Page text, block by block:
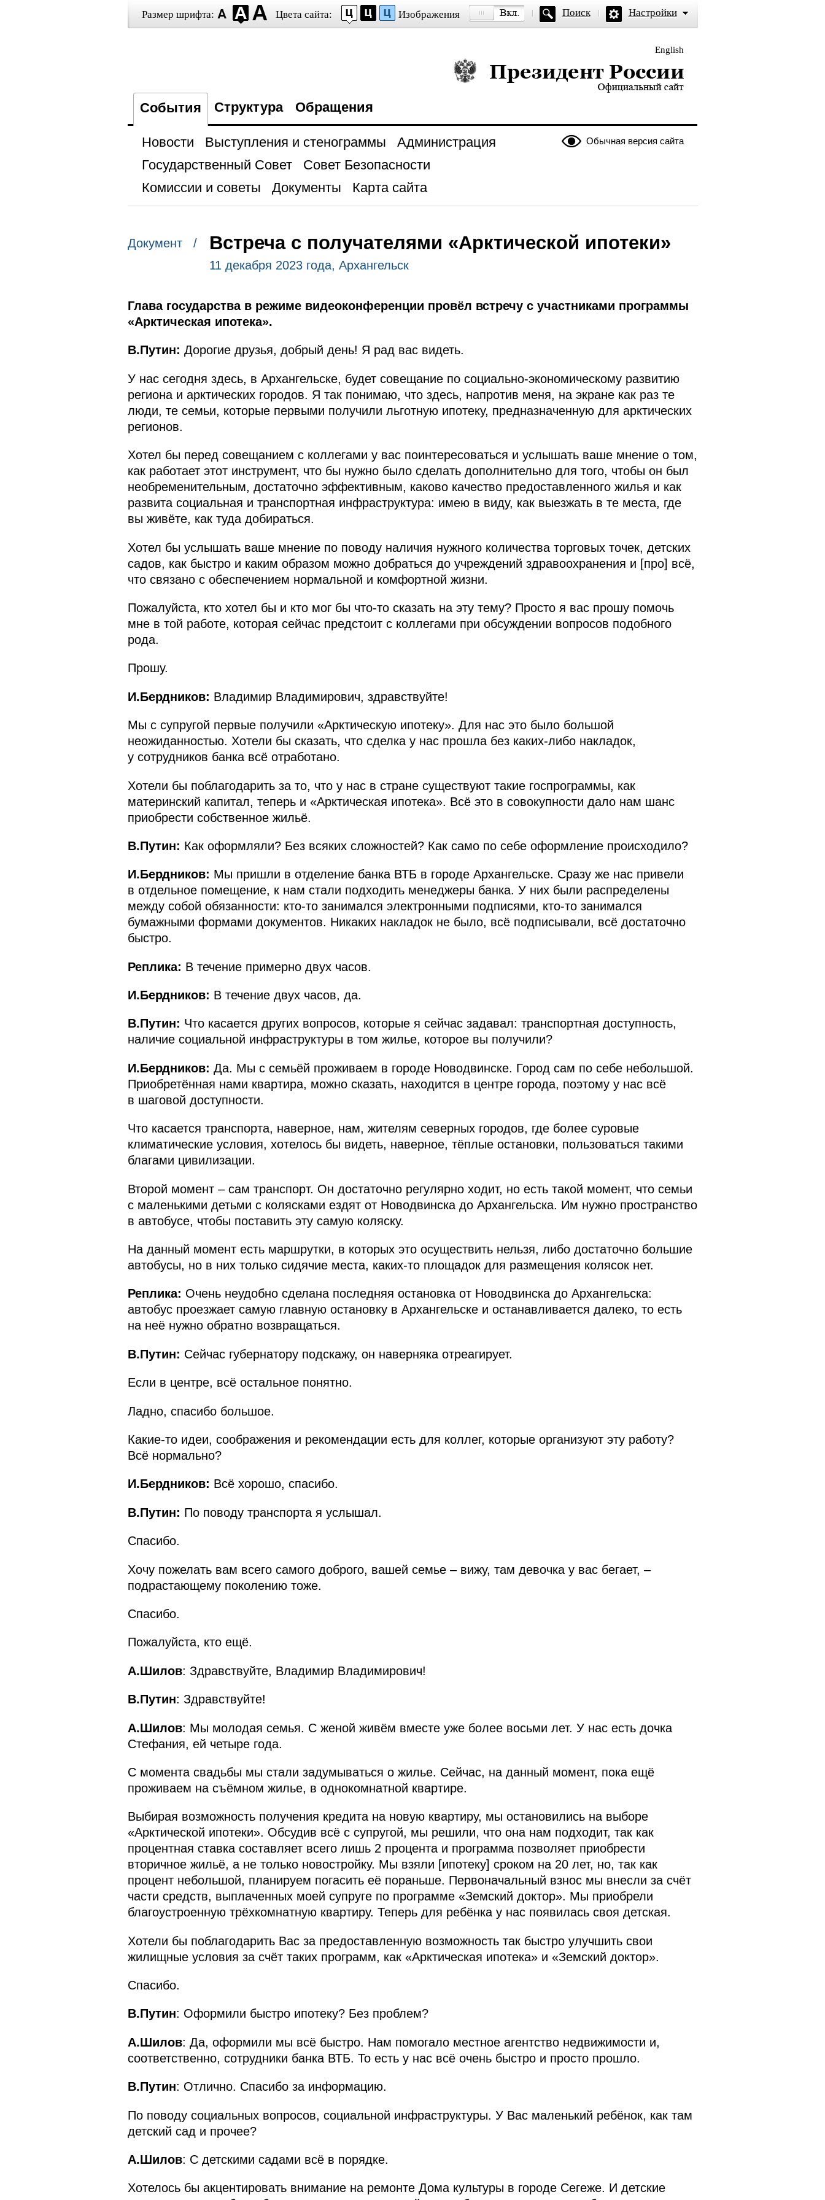
Размер шрифта: Цвета сайта: Изображения Поиск Настройки
English
Президент России — официальный сайт
События Структура Обращения
Обычная версия сайта
Новости Выступления и стенограммы
Администрация
Государственный Совет
Совет Безопасности
Комиссии и советы
Документы Карта сайта
Документ / Встреча с получателями «Арктической ипотеки»
11 декабря 2023 года, Архангельск
Глава государства в режиме видеоконференции провёл встречу с участниками программы
«Арктическая ипотека».
В.Путин: Дорогие друзья, добрый день! Я рад вас видеть.
У нас сегодня здесь, в Архангельске, будет совещание по социально-экономическому развитию
региона и арктических городов. Я так понимаю, что здесь, напротив меня, на экране как раз те
люди, те семьи, которые первыми получили льготную ипотеку, предназначенную для арктических
регионов.
Хотел бы перед совещанием с коллегами у вас поинтересоваться и услышать ваше мнение о том,
как работает этот инструмент, что бы нужно было сделать дополнительно для того, чтобы он был
необременительным, достаточно эффективным, каково качество предоставленного жилья и как
развита социальная и транспортная инфраструктура: имею в виду, как выезжать в те места, где
вы живёте, как туда добираться.
Хотел бы услышать ваше мнение по поводу наличия нужного количества торговых точек, детских
садов, как быстро и каким образом можно добраться до учреждений здравоохранения и [про] всё,
что связано с обеспечением нормальной и комфортной жизни.
Пожалуйста, кто хотел бы и кто мог бы что-то сказать на эту тему? Просто я вас прошу помочь
мне в той работе, которая сейчас предстоит с коллегами при обсуждении вопросов подобного
рода.
Прошу.
И.Бердников: Владимир Владимирович, здравствуйте!
Мы с супругой первые получили «Арктическую ипотеку». Для нас это было большой
неожиданностью. Хотели бы сказать, что сделка у нас прошла без каких-либо накладок,
у сотрудников банка всё отработано.
Хотели бы поблагодарить за то, что у нас в стране существуют такие госпрограммы, как
материнский капитал, теперь и «Арктическая ипотека». Всё это в совокупности дало нам шанс
приобрести собственное жильё.
В.Путин: Как оформляли? Без всяких сложностей? Как само по себе оформление происходило?
И.Бердников: Мы пришли в отделение банка ВТБ в городе Архангельске. Сразу же нас привели
в отдельное помещение, к нам стали подходить менеджеры банка. У них были распределены
между собой обязанности: кто-то занимался электронными подписями, кто-то занимался
бумажными формами документов. Никаких накладок не было, всё подписывали, всё достаточно
быстро.
Реплика: В течение примерно двух часов.
И.Бердников: В течение двух часов, да.
В.Путин: Что касается других вопросов, которые я сейчас задавал: транспортная доступность,
наличие социальной инфраструктуры в том жилье, которое вы получили?
И.Бердников: Да. Мы с семьёй проживаем в городе Новодвинске. Город сам по себе небольшой.
Приобретённая нами квартира, можно сказать, находится в центре города, поэтому у нас всё
в шаговой доступности.
Что касается транспорта, наверное, нам, жителям северных городов, где более суровые
климатические условия, хотелось бы видеть, наверное, тёплые остановки, пользоваться такими
благами цивилизации.
Второй момент – сам транспорт. Он достаточно регулярно ходит, но есть такой момент, что семьи
с маленькими детьми с колясками ездят от Новодвинска до Архангельска. Им нужно пространство
в автобусе, чтобы поставить эту самую коляску.
На данный момент есть маршрутки, в которых это осуществить нельзя, либо достаточно большие
автобусы, но в них только сидячие места, каких-то площадок для размещения колясок нет.
Реплика: Очень неудобно сделана последняя остановка от Новодвинска до Архангельска:
автобус проезжает самую главную остановку в Архангельске и останавливается далеко, то есть
на неё нужно обратно возвращаться.
В.Путин: Сейчас губернатору подскажу, он наверняка отреагирует.
Если в центре, всё остальное понятно.
Ладно, спасибо большое.
Какие-то идеи, соображения и рекомендации есть для коллег, которые организуют эту работу?
Всё нормально?
И.Бердников: Всё хорошо, спасибо.
В.Путин: По поводу транспорта я услышал.
Спасибо.
Хочу пожелать вам всего самого доброго, вашей семье – вижу, там девочка у вас бегает, –
подрастающему поколению тоже.
Спасибо.
Пожалуйста, кто ещё.
А.Шилов: Здравствуйте, Владимир Владимирович!
В.Путин: Здравствуйте!
А.Шилов: Мы молодая семья. С женой живём вместе уже более восьми лет. У нас есть дочка
Стефания, ей четыре года.
С момента свадьбы мы стали задумываться о жилье. Сейчас, на данный момент, пока ещё
проживаем на съёмном жилье, в однокомнатной квартире.
Выбирая возможность получения кредита на новую квартиру, мы остановились на выборе
«Арктической ипотеки». Обсудив всё с супругой, мы решили, что она нам подходит, так как
процентная ставка составляет всего лишь 2 процента и программа позволяет приобрести
вторичное жильё, а не только новостройку. Мы взяли [ипотеку] сроком на 20 лет, но, так как
процент небольшой, планируем погасить её пораньше. Первоначальный взнос мы внесли за счёт
части средств, выплаченных моей супруге по программе «Земский доктор». Мы приобрели
благоустроенную трёхкомнатную квартиру. Теперь для ребёнка у нас появилась своя детская.
Хотели бы поблагодарить Вас за предоставленную возможность так быстро улучшить свои
жилищные условия за счёт таких программ, как «Арктическая ипотека» и «Земский доктор».
Спасибо.
В.Путин: Оформили быстро ипотеку? Без проблем?
А.Шилов: Да, оформили мы всё быстро. Нам помогало местное агентство недвижимости и,
соответственно, сотрудники банка ВТБ. То есть у нас всё очень быстро и просто прошло.
В.Путин: Отлично. Спасибо за информацию.
По поводу социальных вопросов, социальной инфраструктуры. У Вас маленький ребёнок, как там
детский сад и прочее?
А.Шилов: С детскими садами всё в порядке.
Хотелось бы акцентировать внимание на ремонте Дома культуры в городе Сегеже. И детские